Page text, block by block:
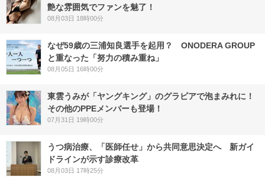
艶な雰囲気でファンを魅了！
08月03日 18時00分
なぜ59歳の三浦知良選手を起用？ ONODERA GROUP
と重なった「努力の積み重ね」
08月05日 16時00分
東雲うみが「ヤングキング」のグラビアで泡まみれに！
その他のPPEメンバーも登場！
07月31日 19時00分
うつ病治療、「医師任せ」から共同意思決定へ 新ガイ
ドラインが示す診療改革
08月03日 17時25分